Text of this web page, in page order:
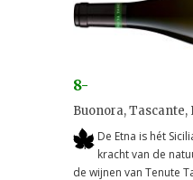
8-
Buonora, Tascante,
De Etna is hét
kracht van de
de wijnen van Tenute